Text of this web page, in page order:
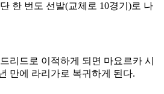
한 번도 선발(교체로 10경기)로 나
리드로 이적하게 되면 마요르카 시
만에 라리가로 복귀하게 된다.